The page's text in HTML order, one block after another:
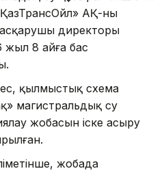
АҚ-ның
директоры
жыл 8 айға бас
қылмыстық схема
магистральдық су
жобасын іске асыру
жобада